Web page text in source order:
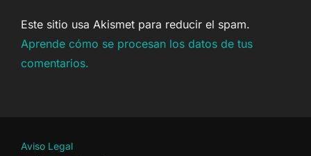
Este sitio usa Akismet para reducir el spam.
Aprende cómo se procesan los datos de tus
comentarios.
Aviso Legal